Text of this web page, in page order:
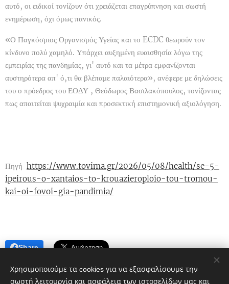
αυτό, οι ειδικοί τονίζουν ότι χρειάζεται επαγρύπνηση και σωστή
ενημέρωση, όχι όμως πανικός.
«Ο Παγκόσμιος Οργανισμός Υγείας και το ECDC θεωρούν τον
κίνδυνο πολύ χαμηλό. Υπάρχει αυξημένη ευαισθησία λόγω της
εμπειρίας της πανδημίας, γι' αυτό και τα μέτρα εμφανίζονται
αυστηρότερα απ' ό,τι θα βλέπαμε παλαιότερα», ανέφερε με δηλώσεις
του ο πρόεδρος του ΕΟΔΥ , Θεόδωρος Βασιλακόπουλος, τονίζοντας
πως απαιτείται ψυχραιμία και προσεκτική επιστημονική αξιολόγηση.
Πηγή https://www.tovima.gr/2026/05/08/health/se-5-
ipeirous-o-xantaios-to-krouazieroploio-tou-tromou-
kai-oi-fovoi-gia-pandimia/
Share
Χρησιμοποιούμε τα cookies για να εξασφαλίσουμε την
σωστή λειτουργία και ασφάλεια των ιστοσελίδων μας και